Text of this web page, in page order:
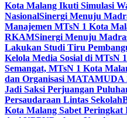
Kota Malang Ikuti Simulasi
NasionalSinergi Menuju
Manajemen MTsN 1 Kota
RKAMSinergi Menuju
Lakukan Studi Tiru
Kelola Media Sosial di MTsN
Semangat, MTsN 1 Kota
dan Organisasi MATAMUDA
Jadi Saksi Perjuangan
Persaudaraan Lintas Sekolah
Kota Malang Sabet